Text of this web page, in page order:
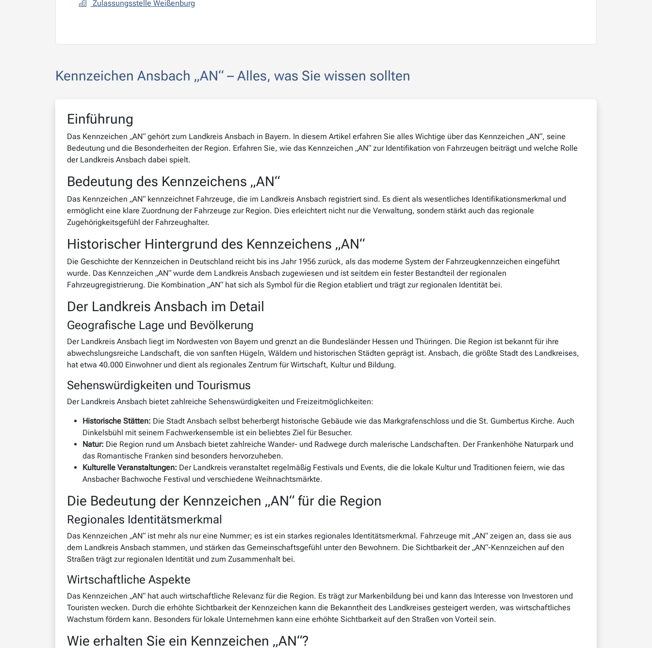
Zulassungsstelle Weißenburg
Kennzeichen Ansbach „AN“ – Alles, was Sie wissen sollten
Einführung
Das Kennzeichen „AN“ gehört zum Landkreis Ansbach in Bayern. In diesem Artikel erfahren Sie alles Wichtige über das Kennzeichen „AN“, seine
Bedeutung und die Besonderheiten der Region. Erfahren Sie, wie das Kennzeichen „AN“ zur Identifikation von Fahrzeugen beiträgt und welche Rolle
der Landkreis Ansbach dabei spielt.
Bedeutung des Kennzeichens „AN“
Das Kennzeichen „AN“ kennzeichnet Fahrzeuge, die im Landkreis Ansbach registriert sind. Es dient als wesentliches Identifikationsmerkmal und
ermöglicht eine klare Zuordnung der Fahrzeuge zur Region. Dies erleichtert nicht nur die Verwaltung, sondern stärkt auch das regionale
Zugehörigkeitsgefühl der Fahrzeughalter.
Historischer Hintergrund des Kennzeichens „AN“
Die Geschichte der Kennzeichen in Deutschland reicht bis ins Jahr 1956 zurück, als das moderne System der Fahrzeugkennzeichen eingeführt
wurde. Das Kennzeichen „AN“ wurde dem Landkreis Ansbach zugewiesen und ist seitdem ein fester Bestandteil der regionalen
Fahrzeugregistrierung. Die Kombination „AN“ hat sich als Symbol für die Region etabliert und trägt zur regionalen Identität bei.
Der Landkreis Ansbach im Detail
Geografische Lage und Bevölkerung
Der Landkreis Ansbach liegt im Nordwesten von Bayern und grenzt an die Bundesländer Hessen und Thüringen. Die Region ist bekannt für ihre
abwechslungsreiche Landschaft, die von sanften Hügeln, Wäldern und historischen Städten geprägt ist. Ansbach, die größte Stadt des Landkreises,
hat etwa 40.000 Einwohner und dient als regionales Zentrum für Wirtschaft, Kultur und Bildung.
Sehenswürdigkeiten und Tourismus
Der Landkreis Ansbach bietet zahlreiche Sehenswürdigkeiten und Freizeitmöglichkeiten:
Historische Stätten: Die Stadt Ansbach selbst beherbergt historische Gebäude wie das Markgrafenschloss und die St. Gumbertus Kirche. Auch
Dinkelsbühl mit seinem Fachwerkensemble ist ein beliebtes Ziel für Besucher.
Natur: Die Region rund um Ansbach bietet zahlreiche Wander- und Radwege durch malerische Landschaften. Der Frankenhöhe Naturpark und
das Romantische Franken sind besonders hervorzuheben.
Kulturelle Veranstaltungen: Der Landkreis veranstaltet regelmäßig Festivals und Events, die die lokale Kultur und Traditionen feiern, wie das
Ansbacher Bachwoche Festival und verschiedene Weihnachtsmärkte.
Die Bedeutung der Kennzeichen „AN“ für die Region
Regionales Identitätsmerkmal
Das Kennzeichen „AN“ ist mehr als nur eine Nummer; es ist ein starkes regionales Identitätsmerkmal. Fahrzeuge mit „AN“ zeigen an, dass sie aus
dem Landkreis Ansbach stammen, und stärken das Gemeinschaftsgefühl unter den Bewohnern. Die Sichtbarkeit der „AN“-Kennzeichen auf den
Straßen trägt zur regionalen Identität und zum Zusammenhalt bei.
Wirtschaftliche Aspekte
Das Kennzeichen „AN“ hat auch wirtschaftliche Relevanz für die Region. Es trägt zur Markenbildung bei und kann das Interesse von Investoren und
Touristen wecken. Durch die erhöhte Sichtbarkeit der Kennzeichen kann die Bekanntheit des Landkreises gesteigert werden, was wirtschaftliches
Wachstum fördern kann. Besonders für lokale Unternehmen kann eine erhöhte Sichtbarkeit auf den Straßen von Vorteil sein.
Wie erhalten Sie ein Kennzeichen „AN“?